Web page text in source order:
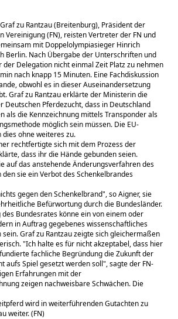
zu Rantzau (Breitenburg), Präsident der
Vereinigung (FN), reisten Vertreter der FN und
mit Doppelolympiasieger Hinrich
Berlin. Nach Übergabe der Unterschriften und
Delegation nicht einmal Zeit Platz zu nehmen
nach knapp 15 Minuten. Eine Fachdiskussion
obwohl es in dieser Auseinandersetzung
Graf zu Rantzau erklärte der Ministerin die
Deutschen Pferdezucht, dass in Deutschland
als die Kennzeichnung mittels Transponder als
möglich sein müssen. Die EU-
ohne weiteres zu.
rechtfertigte sich mit dem Prozess der
dass ihr die Hände gebunden seien.
auf das anstehende Änderungsverfahren des
sie ein Verbot des Schenkelbrandes
gegen den Schenkelbrand , so Aigner, sie
Befürwortung durch die Bundesländer.
des Bundesrates könne ein von einem oder
in Auftrag gegebenes wissenschaftliches
Graf zu Rantzau zeigte sich gleichermaßen
Ich halte es für nicht akzeptabel, dass hier
fachliche Begründung die Zukunft der
aufs Spiel gesetzt werden soll , sagte der FN-
Erfahrungen mit der
zeigen nachweisbare Schwächen. Die
wird in weiterführenden Gutachten zu
weiter. (FN)